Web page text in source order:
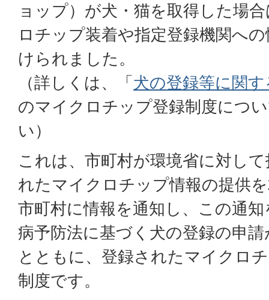
ョップ）が犬・猫を取得した場
ロチップ装着や指定登録機関へ
けられました。
（詳しくは、「犬の登録等に関
のマイクロチップ登録制度につ
い）
これは、市町村が環境省に対し
れたマイクロチップ情報の提供
市町村に情報を通知し、この通
病予防法に基づく犬の登録の申
とともに、登録されたマイクロ
制度です。